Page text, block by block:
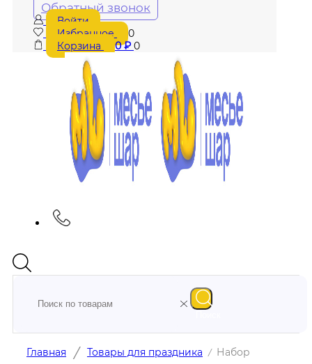
Обратный звонок
Войти
Избранное
0
Корзина
0₽ 0
Главная / Товары для праздника / Набор